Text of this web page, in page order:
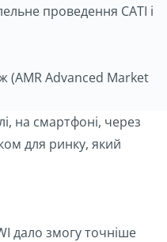
проведення CATI і
(AMR Advanced Market
на смартфоні, через
для ринку, який
дало змогу точніше